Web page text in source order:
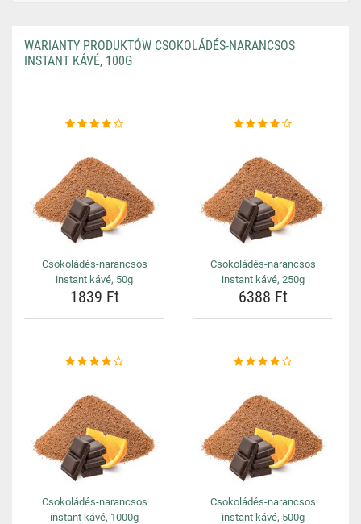
WARIANTY PRODUKTÓW CSOKOLÁDÉS-NARANCSOS
INSTANT KÁVÉ, 100G
Csokoládés-narancsos
instant kávé, 50g
1839 Ft
Csokoládés-narancsos
instant kávé, 250g
6388 Ft
Csokoládés-narancsos
instant kávé, 1000g
Csokoládés-narancsos
instant kávé, 500g